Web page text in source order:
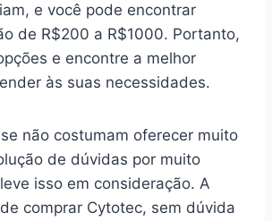
e você pode encontrar
de R$200 a R$1000. Portanto,
e encontre a melhor
às suas necessidades.
não costumam oferecer muito
de dúvidas por muito
isso em consideração. A
comprar Cytotec, sem dúvida